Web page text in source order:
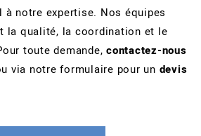
à notre expertise. Nos équipes
la qualité, la coordination et le
toute demande,contactez-nous
via notre formulaire pour un devis